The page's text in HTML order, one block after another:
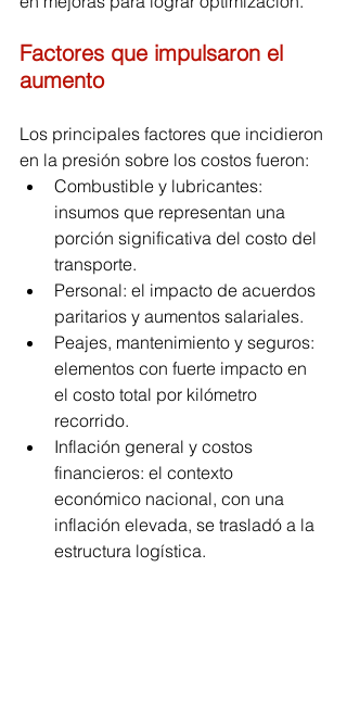
Factores que impulsaron el
aumento
Los principales factores que incidieron
en la presión sobre los costos fueron:
Combustible y lubricantes:
insumos que representan una
porción significativa del costo del
transporte.
Personal: el impacto de acuerdos
paritarios y aumentos salariales.
Peajes, mantenimiento y seguros:
elementos con fuerte impacto en
el costo total por kilómetro
recorrido.
Inflación general y costos
financieros: el contexto
económico nacional, con una
inflación elevada, se trasladó a la
estructura logística.